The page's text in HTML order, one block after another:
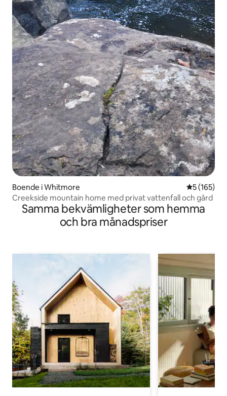
Boende i Whitmore 5 av 5 i
5 (165)
Creekside mountain home med privat vattenfall och gård
Samma bekvämligheter som hemma
och bra månadspriser